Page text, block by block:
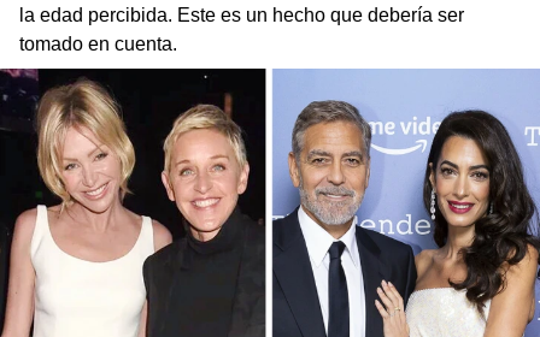
la edad percibida. Este es un hecho que debería ser
tomado en cuenta.